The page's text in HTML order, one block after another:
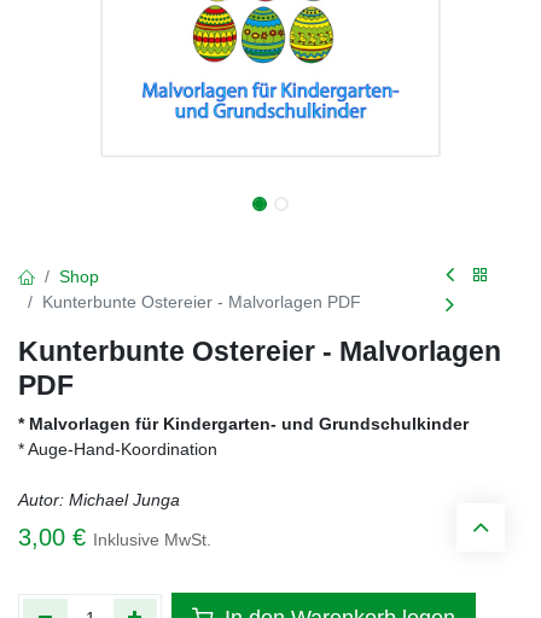
Shop
Kunterbunte Ostereier - Malvorlagen PDF
Kunterbunte Ostereier - Malvorlagen
PDF
* Malvorlagen für Kindergarten- und Grundschulkinder
* Auge-Hand-Koordination
Autor: Michael Junga
3,00 € Inklusive MwSt.